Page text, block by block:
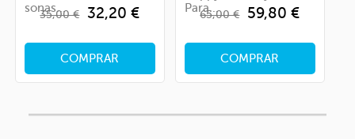
Sonas...
Precio
35,00 € Precio
32,20 €
COMPRAR
Para...
Precio
65,00 € Precio
59,80 €
COMPRAR